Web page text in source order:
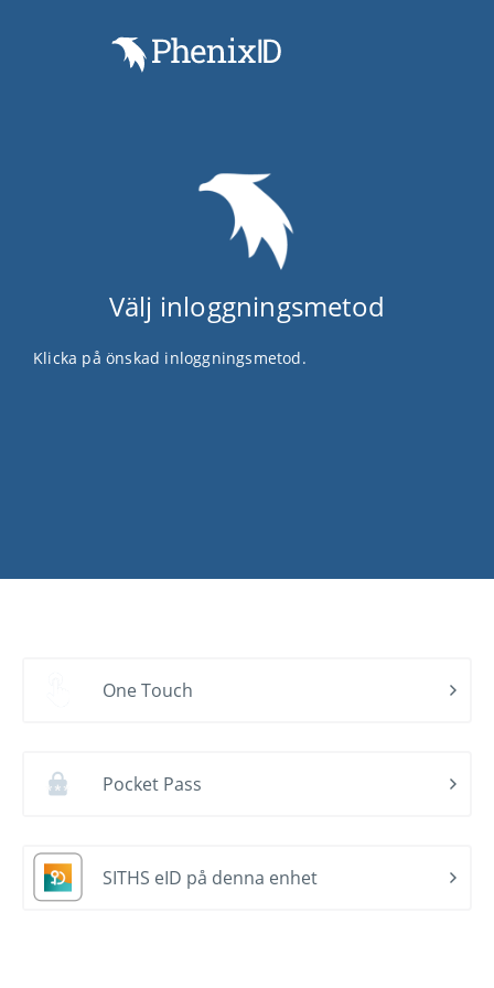
Välj inloggningsmetod
Klicka på önskad inloggningsmetod.
One Touch
Pocket Pass
SITHS eID på denna enhet